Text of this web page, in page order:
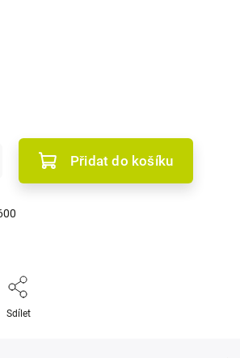
Přidat do košíku
Sdílet